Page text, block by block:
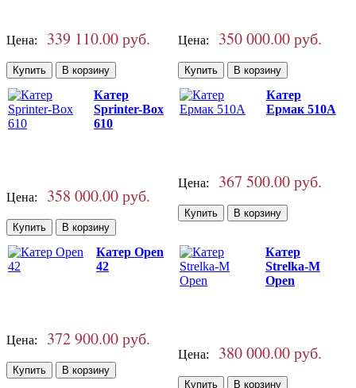
Цена: 339 110.00 руб. Цена: 350 000.00 руб.
Катер
Sprinter-Box
610
Цена: 358 000.00 руб.
Катер
Ермак 510A
Цена: 367 500.00 руб.
Катер Open
42
Цена: 372 900.00 руб.
Катер
Strelka-М
Open
Цена: 380 000.00 руб.